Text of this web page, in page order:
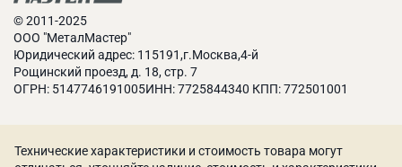
© 2011-2025
ООО "МеталМастер"
Юридический адрес: 115191,г.Москва,4-й
Рощинский проезд, д. 18, стр. 7
ОГРН: 5147746191005ИНН: 7725844340 КПП: 772501001
Технические характеристики и стоимость товара могут